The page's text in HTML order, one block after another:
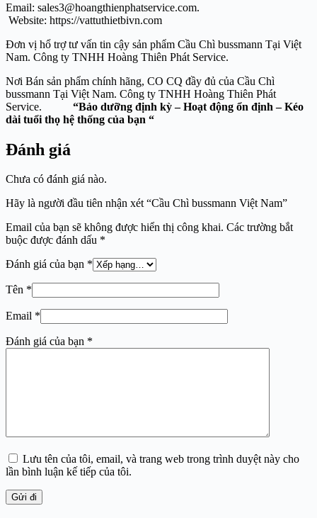
Email: sales3@hoangthienphatservice.com.
Website: https://vattuthietbivn.com
Đơn vị hổ trợ tư vấn tin cậy sản phẩm Cầu Chì bussmann Tại Việt
Nam. Công ty TNHH Hoàng Thiên Phát Service.
Nơi Bán sản phẩm chính hãng, CO CQ đầy đủ của Cầu Chì
bussmann Tại Việt Nam. Công ty TNHH Hoàng Thiên Phát
Service.
“Bảo dưỡng định kỳ – Hoạt động ổn định – Kéo
dài tuổi thọ hệ thống của bạn “
Đánh giá
Chưa có đánh giá nào.
Hãy là người đầu tiên nhận xét “Cầu Chì bussmann Việt Nam”
Email của bạn sẽ không được hiển thị công khai. Các trường bắt
buộc được đánh dấu *
Đánh giá của bạn *
Tên *
Email *
Đánh giá của bạn *
Lưu tên của tôi, email, và trang web trong trình duyệt này cho
lần bình luận kế tiếp của tôi.
Gửi đi